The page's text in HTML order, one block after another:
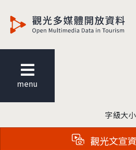
menu
字級大小
觀光文宣